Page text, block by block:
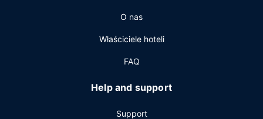
Udogodnienia biznesowe to centrum biznesowe, recepcja
hotel zapewnia udogodnienia konferencyjne takie jak
centrum konferencyjne i 5 sale konferencyjne.
O nas
Właściciele hoteli
FAQ
Help and support
Support